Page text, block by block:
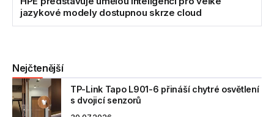
jazykové modely dostupnou skrze cloud
Nejčtenější
TP-Link Tapo L901-6 přináší chytré osvětlení
s dvojicí senzorů